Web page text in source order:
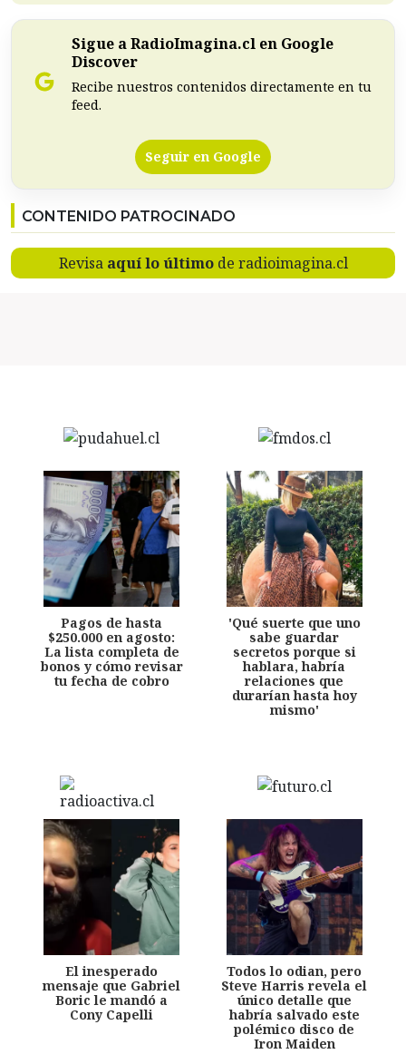
Sigue a RadioImagina.cl en Google
Discover
Recibe nuestros contenidos directamente en tu
feed.
Seguir en Google
CONTENIDO PATROCINADO
Revisa aquí lo últimode radioimagina.cl
Pagos de hasta
$250.000 en agosto:
La lista completa de
bonos y cómo revisar
tu fecha de cobro
'Qué suerte que uno
sabe guardar
secretos porque si
hablara, habría
relaciones que
durarían hasta hoy
mismo'
El inesperado
mensaje que Gabriel
Boric le mandó a
Cony Capelli
Todos lo odian, pero
Steve Harris revela el
único detalle que
habría salvado este
polémico disco de
Iron Maiden